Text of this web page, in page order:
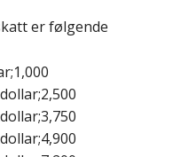
er følgende